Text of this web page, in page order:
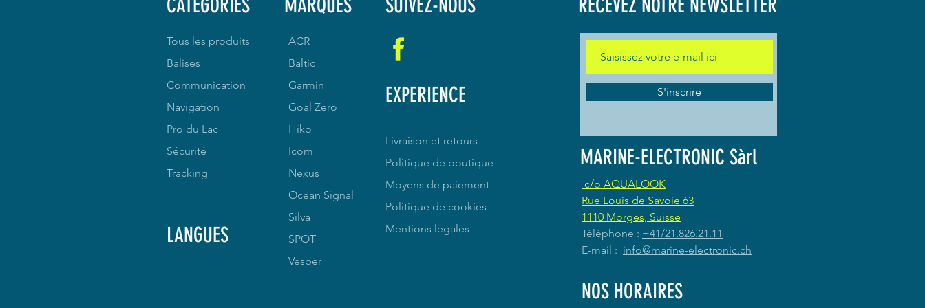
CATEGORIES
Tous les produits
Balises
Communication
Navigation
Pro du Lac
Sécurité
Tracking
LANGUES
MARQUES SUIVEZ-NOUS RECEVEZ NOTRE NEWSLETTER
EXPERIENCE
Livraison et retours
Politique de boutique
Moyens de paiement
Politique de cookies
Mentions légales
S'inscrire
MARINE-ELECTRONIC Sàrl
c/o AQUALOOK
Rue Louis de Savoie 63
1110 Morges, Suisse
Téléphone : +41/21.826.21.11
E-mail : info@marine-electronic.ch
NOS HORAIRES
ACR
Baltic
Garmin
Goal Zero
Hiko
Icom
Nexus
Ocean Signal
Silva
SPOT
Vesper